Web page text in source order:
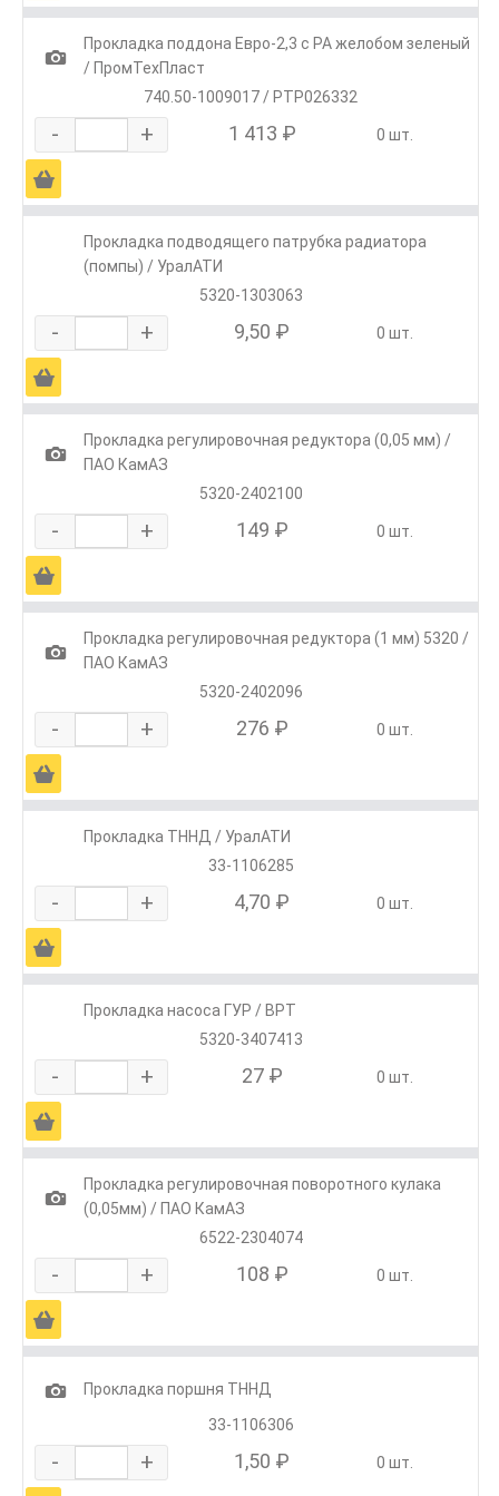
1
Прокладка поддона Евро-2,3 с РА желобом зеленый
/ ПромТехПласт
740.50-1009017 / PTP026332
- + 1 413 ₽ 0 шт.
Ä
Прокладка подводящего патрубка радиатора
(помпы) / УралАТИ
5320-1303063
- + 9,50 ₽ 0 шт.
Ä
1
Прокладка регулировочная редуктора (0,05 мм) /
ПАО КамАЗ
5320-2402100
- + 149 ₽ 0 шт.
Ä
1
Прокладка регулировочная редуктора (1 мм) 5320 /
ПАО КамАЗ
5320-2402096
- + 276 ₽ 0 шт.
Ä
Прокладка ТННД / УралАТИ
33-1106285
- + 4,70 ₽ 0 шт.
Ä
Прокладка насоса ГУР / ВРТ
5320-3407413
- + 27 ₽ 0 шт.
Ä
1
Прокладка регулировочная поворотного кулака
(0,05мм) / ПАО КамАЗ
6522-2304074
- + 108 ₽ 0 шт.
Ä
1
Прокладка поршня ТННД
33-1106306
- + 1,50 ₽ 0 шт.